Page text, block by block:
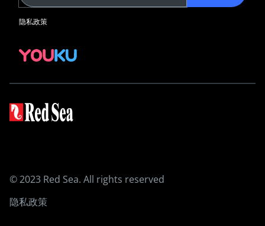
水族箱系统
REEFER G2+
REEFER G2+ 隔断式系统
MAX NANO
设备
ReefLED 系列
ReefWave造流泵
隐私政策
© 2023 Red Sea. All rights reserved
隐私政策